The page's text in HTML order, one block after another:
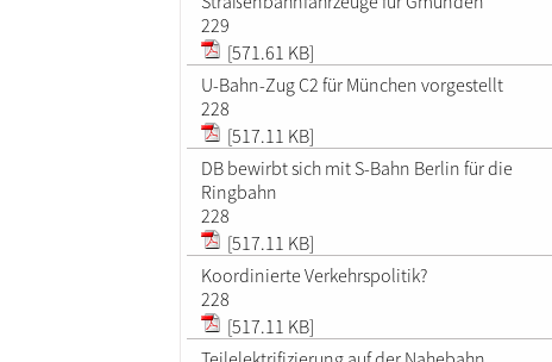
229
[571.61 KB]
U-Bahn-Zug C2 für München vorgestellt
228
[517.11 KB]
DB bewirbt sich mit S-Bahn Berlin für die
Ringbahn
228
[517.11 KB]
Koordinierte Verkehrspolitik?
228
[517.11 KB]